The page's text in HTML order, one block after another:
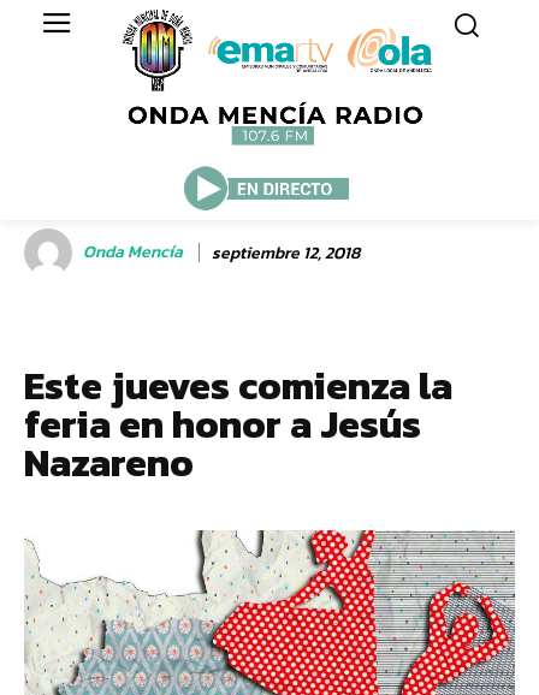
Onda Mencía septiembre 12, 2018
Este jueves comienza la
feria en honor a Jesús
Nazareno